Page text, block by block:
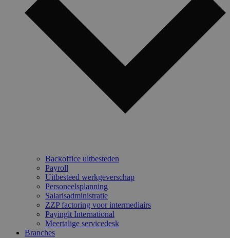
Backoffice uitbesteden
Payroll
Uitbesteed werkgeverschap
Personeelsplanning
Salarisadministratie
ZZP factoring voor intermediairs
Payingit International
Meertalige servicedesk
Branches